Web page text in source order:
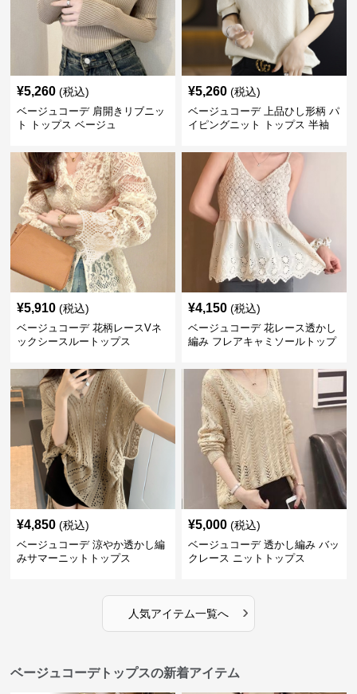
¥5,260 (税込)
ベージュコーデ 肩開きリブニッ
ト トップス ベージュ
¥5,260 (税込)
ベージュコーデ 上品ひし形柄 パ
イピングニット トップス 半袖
¥5,910 (税込)
ベージュコーデ 花柄レースVネ
ックシースルートップス
¥4,150 (税込)
ベージュコーデ 花レース透かし
編み フレアキャミソールトップ
¥4,850 (税込)
ベージュコーデ 涼やか透かし編
みサマーニットトップス
¥5,000 (税込)
ベージュコーデ 透かし編み バッ
クレース ニットトップス
人気アイテム一覧へ ›
ベージュコーデトップスの新着アイテム